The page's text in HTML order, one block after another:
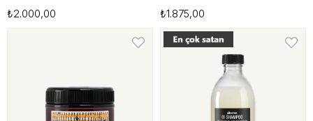
₺2.000,00 ₺1.875,00